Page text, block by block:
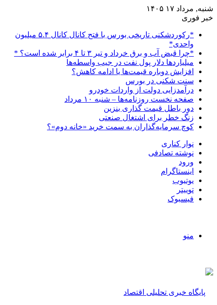
شنبه, مرداد ۱۷ ۱۴۰۵
خبر فوری
*رکوردشکنی تاریخی بورس با فتح کانال کانال ۵.۴ میلیون
واحدی*
*چرا قبض آب و برق خرداد و تیر ۳ تا ۴ برابر شده است؟ *
میلیاردها دلار پول نفت در جیب واسطه‌ها
افزایش دوباره قیمت‌ها یا ادامه کاهش؟
سنت شکنی در بورس
درآمدزایی دولت از واردات خودرو
صفحه نخست روزنامه‌ها – شنبه ۱۰ مرداد
دور باطل قیمت گذاری بنزین
زنگ خطر برای اشتغال صنعتی
کوچ سرمایه‌گذاران به سمت خرید «خانه دوم»؟
نوار کناری
نوشته تصادفی
ورود
اینستاگرام
یوتیوب
توییتر
فیسبوک
منو